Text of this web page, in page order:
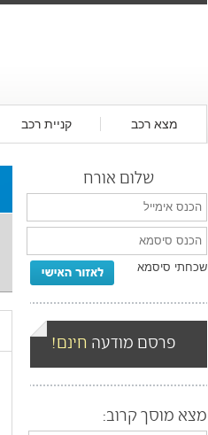
מצא רכב קניית רכב
שלום אורח
שכחתי סיסמא
פרסם מודעה חינם!
מצא מוסך קרוב: